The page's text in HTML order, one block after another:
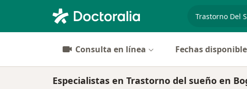
especialidad,
Consulta en línea Fechas
Especialistas en Trastorno del sueño en